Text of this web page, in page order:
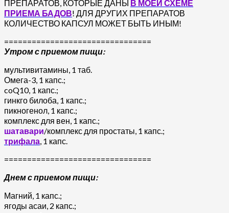
ПРЕПАРАТОВ, КОТОРЫЕ ДАНЫ В МОЕЙ СХЕМЕ
ПРИЕМА БАДОВ! ДЛЯ ДРУГИХ ПРЕПАРАТОВ
КОЛИЧЕСТВО КАПСУЛ МОЖЕТ БЫТЬ ИНЫМ!
================================
Утром с приемом пищи:
мультивитамины, 1 таб.
Омега-3, 1 капс.;
coQ10, 1 капс.;
гинкго билоба, 1 капс.;
пикногенол, 1 капс.;
комплекс для вен, 1 капс.;
шатавари/комплекс для простаты, 1 капс.;
трифала, 1 капс.
================================
Днем с приемом пищи:
Магний, 1 капс.;
ягоды асаи, 2 капс.;